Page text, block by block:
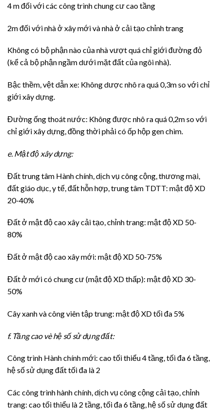
4 m đối với các công trình chung cư cao tầng
2m đối với nhà ở xây mới và nhà ở cải tạo chỉnh trang
Không có bộ phận nào của nhà vượt quá chỉ giới đường đỏ
(kể cả bộ phận ngầm dưới mặt đất của ngôi nhà).
Bậc thềm, vệt dẫn xe: Không dược nhô ra quá 0,3m so với chỉ
giới xây dựng.
Đường ống thoát nước: Không được nhô ra quá 0,2m so với
chỉ giới xây dựng, đồng thời phải có ốp hộp gen chìm.
e. Mật độ xây dựng:
Đất trung tâm Hành chính, dịch vụ công cộng, thương mại,
đất giáo dục, y tế, đất hỗn hợp, trung tâm TDTT: mật độ XD
20-40%
Đất ở mật độ cao xây cải tạo, chỉnh trang: mật độ XD 50-
80%
Đất ở mật độ cao xây mới: mật độ XD 50-75%
Đất ở mới có chung cư (mật độ XD thấp): mật độ XD 30-
50%
Cây xanh và công viên tập trung: mật độ XD tối đa 5%
f. Tầng caovè hệ số sử dụng đất:
Công trình Hành chính mới: cao tối thiểu 4 tầng, tối đa 6 tầng,
hệ số sử dụng đất tối đa là 2
Các công trình hành chính, dịch vụ công cộng cải tạo, chỉnh
trang: cao tối thiểu là 2 tầng, tối đa 6 tầng, hệ số sử dụng đất